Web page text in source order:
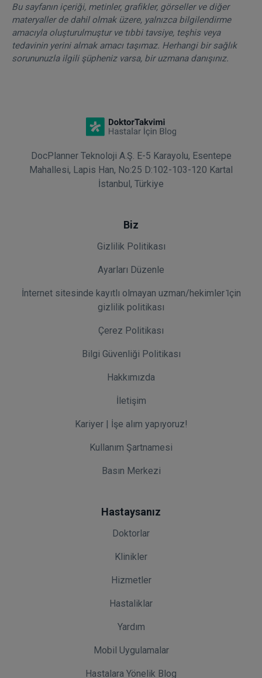
Bu sayfanın içeriği, metinler, grafikler, görseller ve diğer
materyaller de dahil olmak üzere, yalnızca bilgilendirme
amacıyla oluşturulmuştur ve tıbbi tavsiye, teşhis veya
tedavinin yerini almak amacı taşımaz. Herhangi bir sağlık
sorununuzla ilgili şüpheniz varsa, bir uzmana danışınız.
DocPlanner Teknoloji A.Ş. E-5 Karayolu, Esentepe
Mahallesi, Lapis Han, No:25 D:102-103-120 Kartal
İstanbul, Türkiye
Biz
Gizlilik Politikası
Ayarları Düzenle
İnternet sitesinde kayıtlı olmayan uzman/hekimler i̇çin
gizlilik politikası
Çerez Politikası
Bilgi Güvenliği Politikası
Hakkımızda
İletişim
Kariyer | İşe alım yapıyoruz!
Kullanım Şartnamesi
Basın Merkezi
Hastaysanız
Doktorlar
Klinikler
Hizmetler
Hastaliklar
Yardım
Mobil Uygulamalar
Hastalara Yönelik Blog